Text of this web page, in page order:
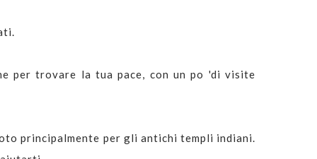
per trovare la tua pace, con un po 'di visite
principalmente per gli antichi templi indiani.